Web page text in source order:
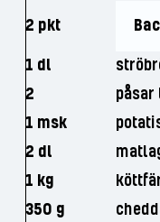
2 pkt
1 dl
2
1 msk
2 dl
1 kg
350 g